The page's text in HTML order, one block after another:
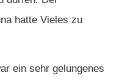
hatte Vieles zu
ein sehr gelungenes